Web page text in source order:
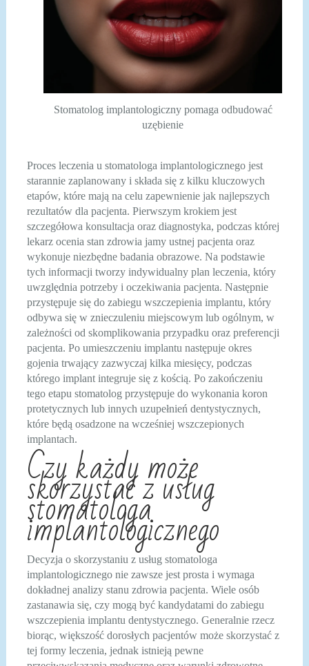
Stomatolog implantologiczny pomaga odbudować
uzębienie
Proces leczenia u stomatologa implantologicznego jest
starannie zaplanowany i składa się z kilku kluczowych
etapów, które mają na celu zapewnienie jak najlepszych
rezultatów dla pacjenta. Pierwszym krokiem jest
szczegółowa konsultacja oraz diagnostyka, podczas której
lekarz ocenia stan zdrowia jamy ustnej pacjenta oraz
wykonuje niezbędne badania obrazowe. Na podstawie
tych informacji tworzy indywidualny plan leczenia, który
uwzględnia potrzeby i oczekiwania pacjenta. Następnie
przystępuje się do zabiegu wszczepienia implantu, który
odbywa się w znieczuleniu miejscowym lub ogólnym, w
zależności od skomplikowania przypadku oraz preferencji
pacjenta. Po umieszczeniu implantu następuje okres
gojenia trwający zazwyczaj kilka miesięcy, podczas
którego implant integruje się z kością. Po zakończeniu
tego etapu stomatolog przystępuje do wykonania koron
protetycznych lub innych uzupełnień dentystycznych,
które będą osadzone na wcześniej wszczepionych
implantach.
Czy każdy może
skorzystać z usług
stomatologa
implantologicznego
Decyzja o skorzystaniu z usług stomatologa
implantologicznego nie zawsze jest prosta i wymaga
dokładnej analizy stanu zdrowia pacjenta. Wiele osób
zastanawia się, czy mogą być kandydatami do zabiegu
wszczepienia implantu dentystycznego. Generalnie rzecz
biorąc, większość dorosłych pacjentów może skorzystać z
tej formy leczenia, jednak istnieją pewne